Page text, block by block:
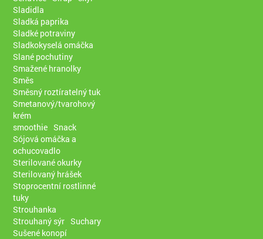
Sladidla
Sladká paprika
Sladké potraviny
Sladkokyselá omáčka
Slané pochutiny
Smažené hranolky
Směs
Směsný roztíratelný tuk
Smetanový/tvarohový
krém
smoothie Snack
Sójová omáčka a
ochucovadlo
Sterilované okurky
Sterilovaný hrášek
Stoprocentní rostlinné
tuky
Strouhanka
Strouhaný sýr Suchary
Sušené konopí